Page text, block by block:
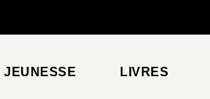
JEUNESSE LIVRES